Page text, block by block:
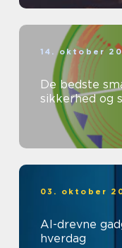
14. oktober
De bedste
sikkerhed og
03. oktober
AI-drevne
hverdag